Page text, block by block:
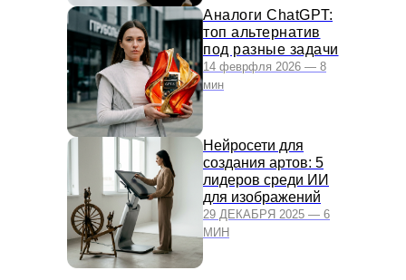
Аналоги ChatGPT:
топ альтернатив
под разные задачи
14 феврфля 2026 — 8
мин
Нейросети для
создания артов: 5
лидеров среди ИИ
для изображений
29 ДЕКАБРЯ 2025 — 6
МИН